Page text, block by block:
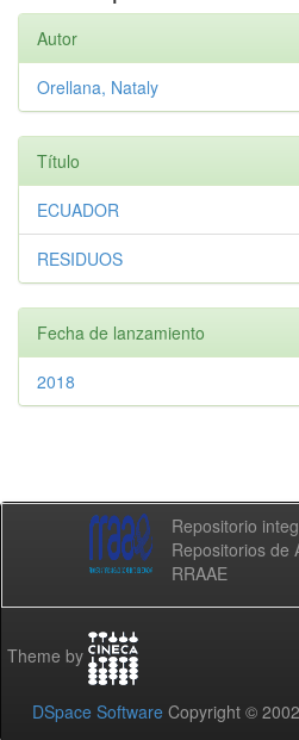
Autor
Orellana, Nataly
Título
ECUADOR
RESIDUOS
Fecha de lanzamiento
2018
Repositorio
Repositorios de
RRAAE
Theme by
DSpace Software Copyright ©